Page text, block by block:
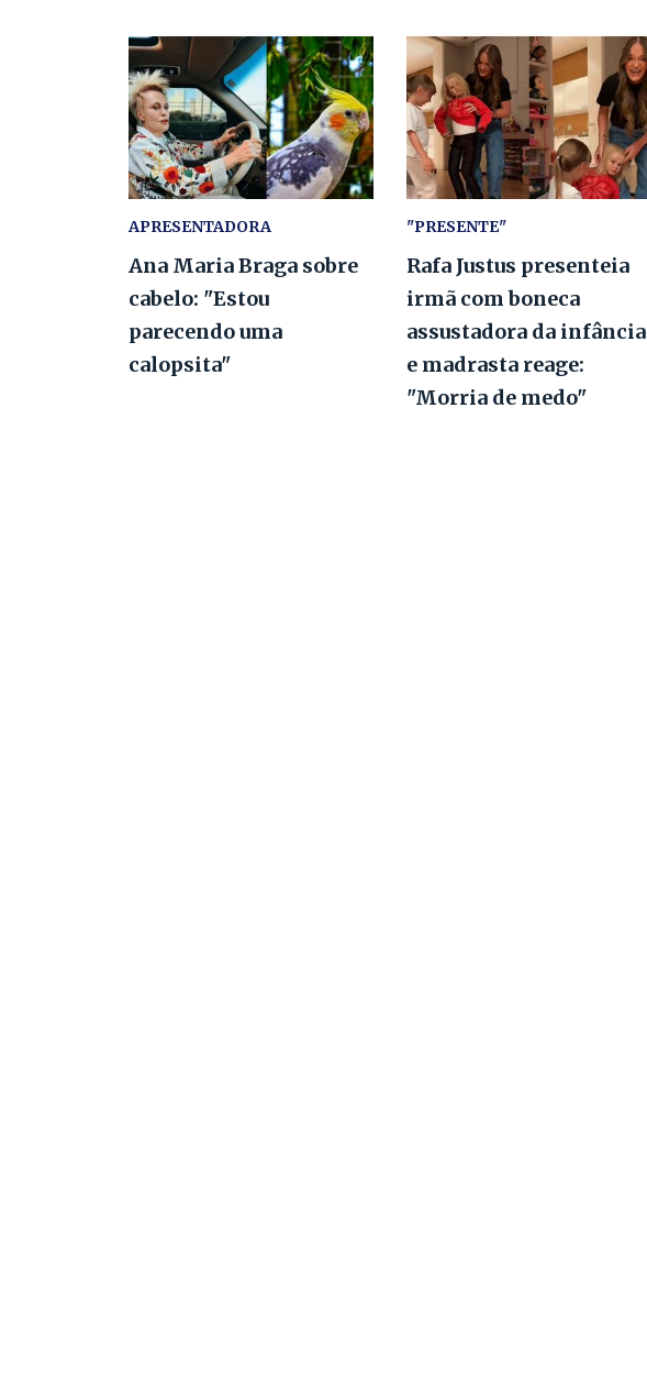
APRESENTADORA
Ana Maria Braga sobre
cabelo: "Estou
parecendo uma
calopsita"
"PRESENTE"
Rafa Justus presenteia
irmã com boneca
assustadora da infância
e madrasta reage:
"Morria de medo"